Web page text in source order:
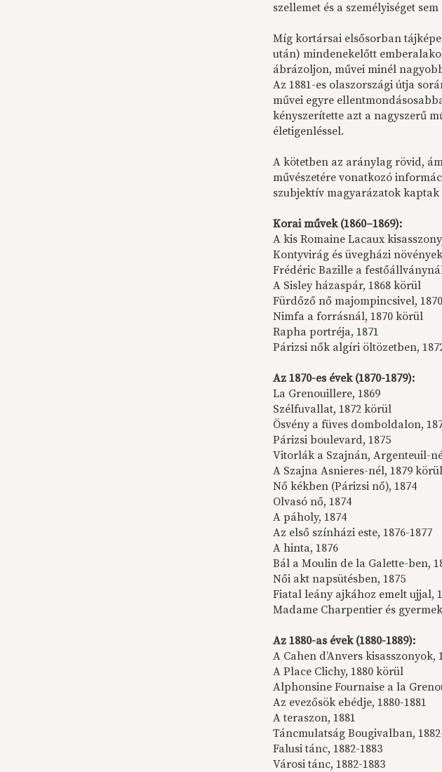
szellemet és a személyiséget
Míg kortársai elsősorban
után) mindenekelőtt
ábrázoljon, művei minél
Az 1881-es olaszországi útja
művei egyre
kényszerítette azt a nagyszerű
életigenléssel.
A kötetben az aránylag rövid,
művészetére vonatkozó
szubjektív magyarázatok kaptak
Korai művek (1860–1869):
A kis Romaine Lacaux
Kontyvirág és üvegházi
Frédéric Bazille a
A Sisley házaspár, 1868 körül
Fürdőző nő majompincsivel, 1870
Nimfa a forrásnál, 1870 körül
Rapha portréja, 1871
Párizsi nők algíri öltözetben,
Az 1870-es évek (1870-1879):
La Grenouillere, 1869
Szélfuvallat, 1872 körül
Ösvény a füves domboldalon,
Párizsi boulevard, 1875
Vitorlák a Szajnán, Argenteuil-
A Szajna Asnieres-nél, 1879 körül
Nő kékben (Párizsi nő), 1874
Olvasó nő, 1874
A páholy, 1874
Az első színházi este, 1876-1877
A hinta, 1876
Bál a Moulin de la Galette-ben,
Női akt napsütésben, 1875
Fiatal leány ajkához emelt ujjal,
Madame Charpentier és
Az 1880-as évek (1880-1889):
A Cahen d’Anvers kisasszonyok,
A Place Clichy, 1880 körül
Alphonsine Fournaise a la
Az evezősök ebédje, 1880-1881
A teraszon, 1881
Táncmulatság Bougivalban,
Falusi tánc, 1882-1883
Városi tánc, 1882-1883